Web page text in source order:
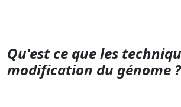
Qu'est ce que les
modification du génome ?